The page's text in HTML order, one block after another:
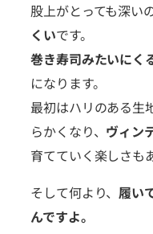
股上がとっても深い
くいです。
巻き寿司みたいにく
になります。
最初はハリのある生
らかくなり、 ヴィン
育てていく楽しさも
そして何より、履い
んですよ。